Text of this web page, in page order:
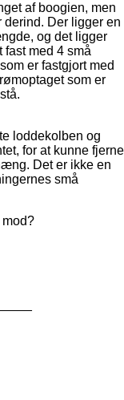
af boogien, men
derind. Der ligger en
og det ligger
med 4 små
er fastgjort med
som er
loddekolben og
for at kunne fjerne
Det er ikke en
små